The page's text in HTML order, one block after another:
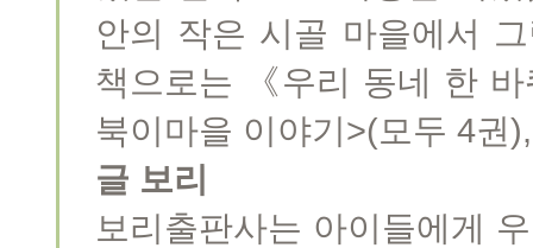
안의 작은 시골 마을에서
책으로는 《우리 동네 한
북이마을 이야기>(모두 4권
글 보리
보리출판사는 아이들에게